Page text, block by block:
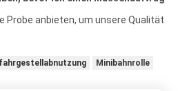
Probe anbieten, um unsere Qualität
Minibahnrolle